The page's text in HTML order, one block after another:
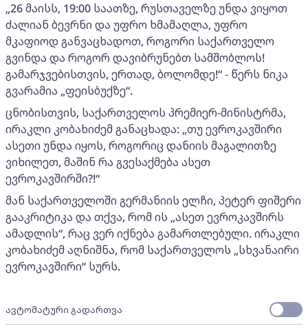
„26 მაისს, 19:00 საათზე, რუსთაველზე უნდა ვიყოთ
ძალიან ბევრნი და უფრო ხმამაღლა, უფრო
მკაფიოდ განვაცხადოთ, როგორი საქართველო
გვინდა და როგორ დავიბრუნებთ სამშობლოს!
გამარჯვებისთვის, ერთად, ბოლომდე!“ - წერს ნიკა
გვარამია „ფეისბუქზე“.
ცნობისთვის, საქართველოს პრემიერ-მინისტრმა,
ირაკლი კობახიძემ განაცხადა: „თუ ევროკავშირი
ასეთი უნდა იყოს, როგორიც დანიის მაგალითზე
ვიხილეთ, მაშინ რა გვესაქმება ასეთ
ევროკავშირში?!“
მან საქართველოში გერმანიის ელჩი, პეტერ ფიშერი
გააკრიტიკა და თქვა, რომ ის „ასეთ ევროკავშირს
ამადლის“, რაც ვერ იქნება გამართლებული. ირაკლი
კობახიძემ აღნიშნა, რომ საქართველოს „სხვანაირი
ევროკავშირი“ სურს.
ავტომატური გადართვა